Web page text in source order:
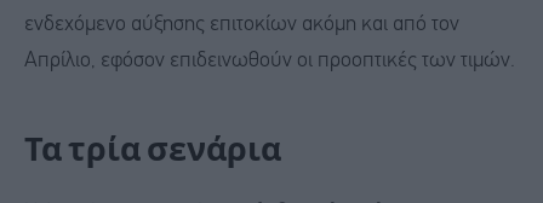
ενδεχόμενο αύξησης επιτοκίων ακόμη και από τον
Απρίλιο, εφόσον επιδεινωθούν οι προοπτικές των τιμών.
Τα τρία σενάρια